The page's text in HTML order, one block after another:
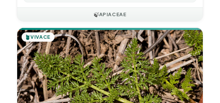
🍃APIACEAE
🪴VIVACE